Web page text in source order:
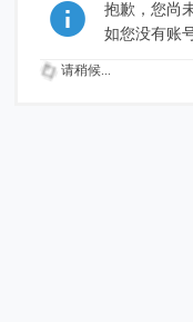
抱歉，您尚
如您没有账
请稍候...